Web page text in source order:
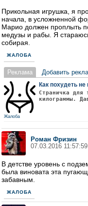
Прикольная игрушка, я
начала, в усложненной
Марио должен проплыть
медузы и рабы. Я
собирая.
ЖАЛОБА
Реклама Добавить
Как похудеть не
Страничка для
килограммы.
Жалоба
Роман Фризин
07.03.2016
В детстве уровень с
была виновата эта
забавным.
ЖАЛОБА